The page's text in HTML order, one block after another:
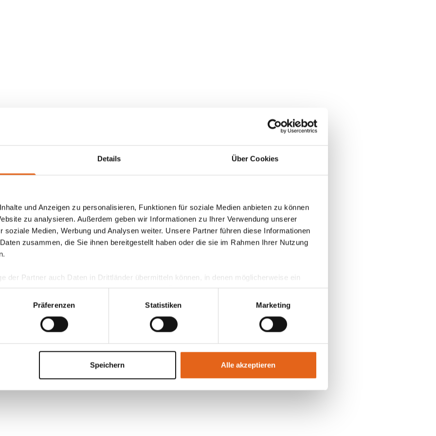
Details Über Cookies
und Anzeigen zu personalisieren, Funktionen für soziale Medien anbieten zu können
zu analysieren. Außerdem geben wir Informationen zu Ihrer Verwendung unserer
soziale Medien, Werbung und Analysen weiter. Unsere Partner führen diese Informationen
zusammen, die Sie ihnen bereitgestellt haben oder die sie im Rahmen Ihrer Nutzung
der Partner auch Daten in Drittländer übermitteln können, in denen möglicherweise ein
als in der EU. Wir stellen sicher, dass die Übermittlung Ihrer Daten in
Datenschutzgesetzen erfolgt und geeignete Schutzmaßnahmen getroffen werden.
Cookies, wenn Sie unsere Webseite weiterhin nutzen.
Präferenzen Statistiken Marketing
Speichern Alle akzeptieren